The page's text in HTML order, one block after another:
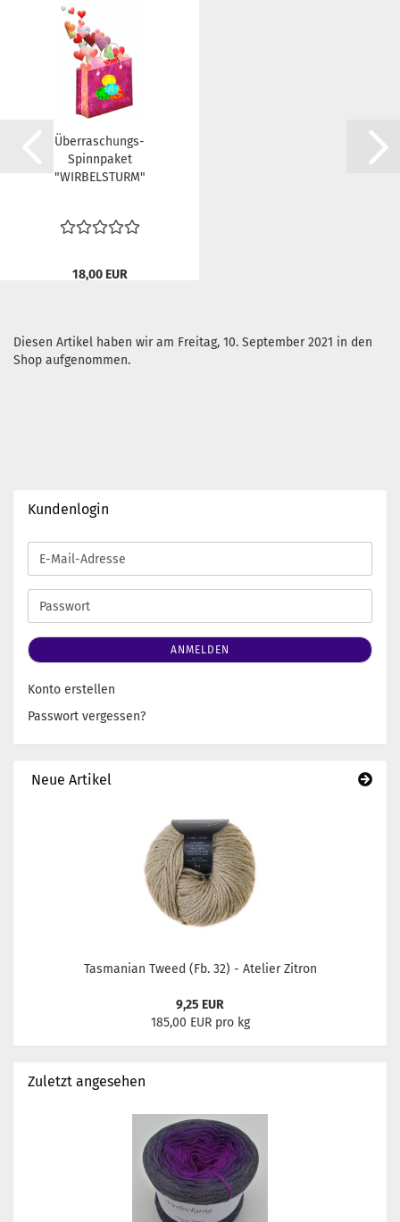
Überraschungs-
Spinnpaket
"WIRBELSTURM"
18,00 EUR
Diesen Artikel haben wir am Freitag, 10. September 2021 in den
Shop aufgenommen.
Kundenlogin
E-
Mail-
Adresse
Passwort
ANMELDEN
Konto erstellen
Passwort vergessen?
Neue Artikel
Tasmanian Tweed (Fb. 32) - Atelier Zitron
9,25 EUR
185,00 EUR pro kg
Zuletzt angesehen